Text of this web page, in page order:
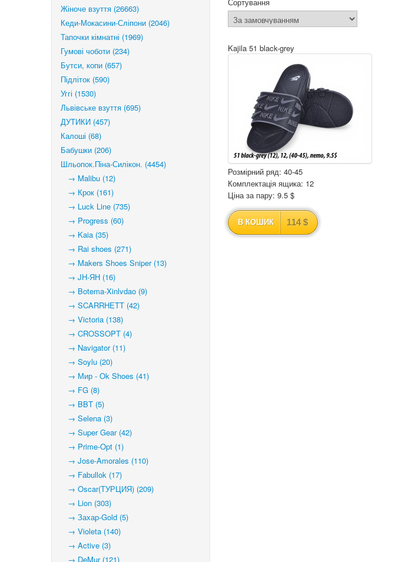
Жіноче взуття (26663)
Кеди-Мокасини-Сліпони (2046)
Тапочки кімнатні (1969)
Гумові чоботи (234)
Бутси, копи (657)
Підліток (590)
Уггі (1530)
Львівське взуття (695)
ДУТИКИ (457)
Калоші (68)
Бабушки (206)
Шльопок.Піна-Силікон. (4454)
→ Malibu (12)
→ Крок (161)
→ Luck Line (735)
→ Progress (60)
→ Kaia (35)
→ Rai shoes (271)
→ Makers Shoes Sniper (13)
→ JH-ЯН (16)
→ Botema-Xinlvdao (9)
→ SCARRHETT (42)
→ Victoria (138)
→ CROSSOPT (4)
→ Navigator (11)
→ Soylu (20)
→ Мир - Ok Shoes (41)
→ FG (8)
→ BBT (5)
→ Selena (3)
→ Super Gear (42)
→ Prime-Opt (1)
→ Jose-Amorales (110)
→ Fabullok (17)
→ Oscar(ТУРЦИЯ) (209)
→ Lion (303)
→ Захар-Gold (5)
→ Violeta (140)
→ Active (3)
→ DeMur (121)
Kajila 51 black-grey
Розмірний ряд: 40-45
Комплектація ящика: 12
Ціна за пару: 9.5 $
В КОШИК 114 $